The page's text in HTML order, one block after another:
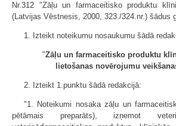
Nr.312 "Zāļu un farmaceitisko produktu
(Latvijas Vēstnesis, 2000, 323./324.nr.) šādus
1. Izteikt noteikumu nosaukumu šādā
"Zāļu un farmaceitisko produktu
lietošanas novērojumu
2. Izteikt 1.punktu šādā redakcijā:
"1. Noteikumi nosaka zāļu un
pētāmais preparāts), izņemot